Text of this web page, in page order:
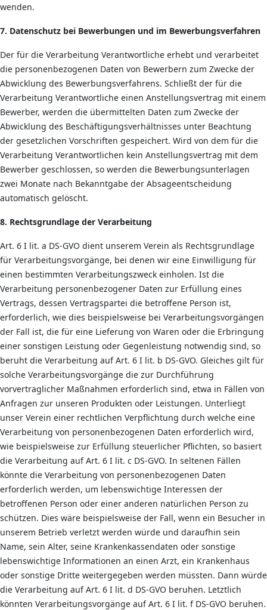
wenden.
7. Datenschutz bei Bewerbungen und im Bewerbungsverfahren
Der für die Verarbeitung Verantwortliche erhebt und verarbeitet
die personenbezogenen Daten von Bewerbern zum Zwecke der
Abwicklung des Bewerbungsverfahrens. Schließt der für die
Verarbeitung Verantwortliche einen Anstellungsvertrag mit einem
Bewerber, werden die übermittelten Daten zum Zwecke der
Abwicklung des Beschäftigungsverhältnisses unter Beachtung
der gesetzlichen Vorschriften gespeichert. Wird von dem für die
Verarbeitung Verantwortlichen kein Anstellungsvertrag mit dem
Bewerber geschlossen, so werden die Bewerbungsunterlagen
zwei Monate nach Bekanntgabe der Absageentscheidung
automatisch gelöscht.
8. Rechtsgrundlage der Verarbeitung
Art. 6 I lit. a DS-GVO dient unserem Verein als Rechtsgrundlage
für Verarbeitungsvorgänge, bei denen wir eine Einwilligung für
einen bestimmten Verarbeitungszweck einholen. Ist die
Verarbeitung personenbezogener Daten zur Erfüllung eines
Vertrags, dessen Vertragspartei die betroffene Person ist,
erforderlich, wie dies beispielsweise bei Verarbeitungsvorgängen
der Fall ist, die für eine Lieferung von Waren oder die Erbringung
einer sonstigen Leistung oder Gegenleistung notwendig sind, so
beruht die Verarbeitung auf Art. 6 I lit. b DS-GVO. Gleiches gilt für
solche Verarbeitungsvorgänge die zur Durchführung
vorvertraglicher Maßnahmen erforderlich sind, etwa in Fällen von
Anfragen zur unseren Produkten oder Leistungen. Unterliegt
unser Verein einer rechtlichen Verpflichtung durch welche eine
Verarbeitung von personenbezogenen Daten erforderlich wird,
wie beispielsweise zur Erfüllung steuerlicher Pflichten, so basiert
die Verarbeitung auf Art. 6 I lit. c DS-GVO. In seltenen Fällen
könnte die Verarbeitung von personenbezogenen Daten
erforderlich werden, um lebenswichtige Interessen der
betroffenen Person oder einer anderen natürlichen Person zu
schützen. Dies wäre beispielsweise der Fall, wenn ein Besucher in
unserem Betrieb verletzt werden würde und daraufhin sein
Name, sein Alter, seine Krankenkassendaten oder sonstige
lebenswichtige Informationen an einen Arzt, ein Krankenhaus
oder sonstige Dritte weitergegeben werden müssten. Dann würde
die Verarbeitung auf Art. 6 I lit. d DS-GVO beruhen. Letztlich
könnten Verarbeitungsvorgänge auf Art. 6 I lit. f DS-GVO beruhen.